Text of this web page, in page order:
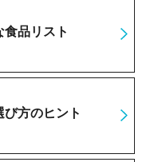
品リスト
方のヒント